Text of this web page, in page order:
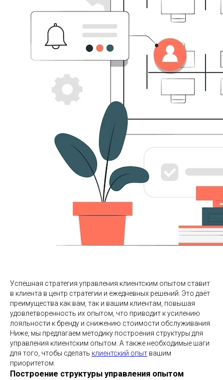
Успешная стратегия управления клиентским опытом ставит
в клиента в центр стратегии и ежедневных решений. Это даёт
преимущества как вам, так и вашим клиентам, повышая
удовлетворенность их опытом, что приводит к усилению
лояльности к бренду и снижению стоимости обслуживания.
Ниже, мы предлагаем методику построения структуры для
управления клиентским опытом. А также необходимые шаги
для того, чтобы сделать клиентский опыт вашим
приоритетом.
Построение структуры управления опытом